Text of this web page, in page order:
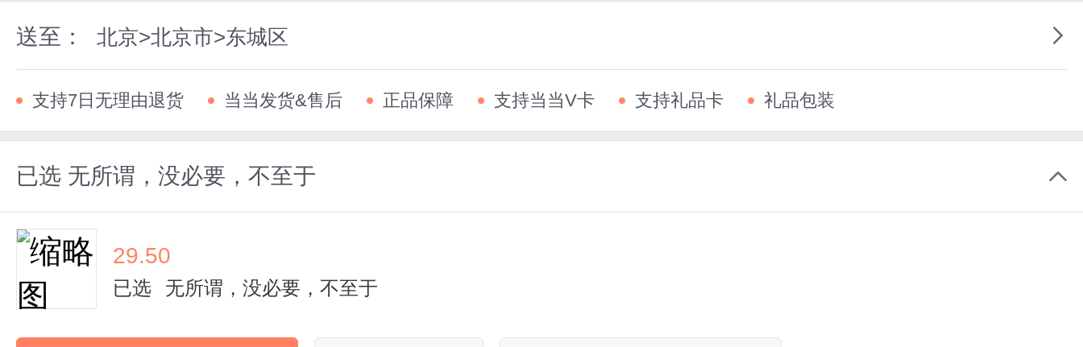
送至： 北京>北京市>东城区
支持7日无理由退货 当当发货&售后 正品保障 支持当当V卡 支持礼品卡 礼品包装
已选 无所谓，没必要，不至于
29.50
已选 无所谓，没必要，不至于